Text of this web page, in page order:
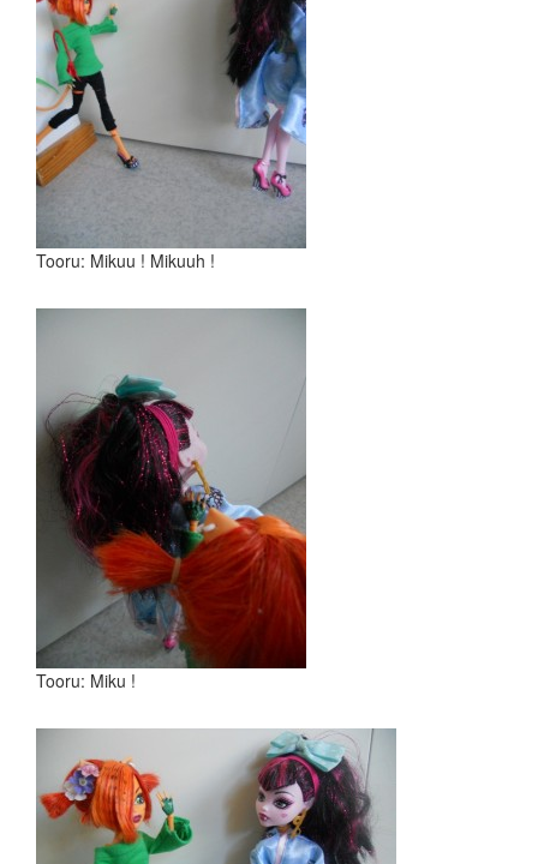
Tooru: Mikuu ! Mikuuh !
Tooru: Miku !